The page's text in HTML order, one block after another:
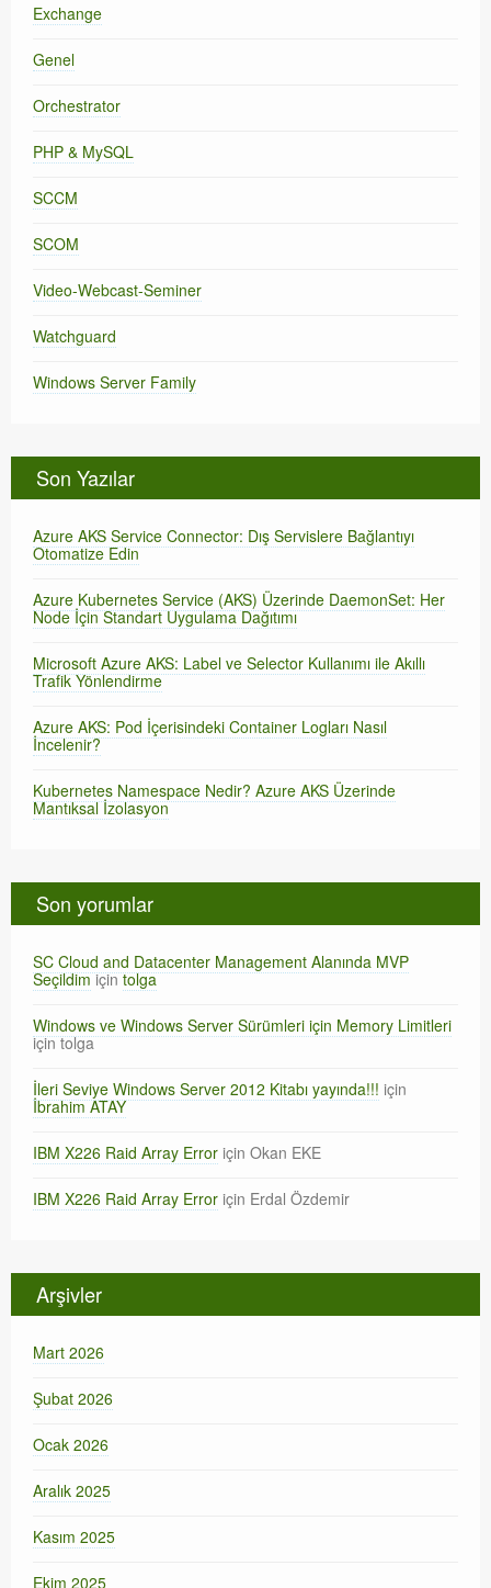
Exchange
Genel
Orchestrator
PHP & MySQL
SCCM
SCOM
Video-Webcast-Seminer
Watchguard
Windows Server Family
Son Yazılar
Azure AKS Service Connector: Dış Servislere Bağlantıyı
Otomatize Edin
Azure Kubernetes Service (AKS) Üzerinde DaemonSet: Her
Node İçin Standart Uygulama Dağıtımı
Microsoft Azure AKS: Label ve Selector Kullanımı ile Akıllı
Trafik Yönlendirme
Azure AKS: Pod İçerisindeki Container Logları Nasıl
İncelenir?
Kubernetes Namespace Nedir? Azure AKS Üzerinde
Mantıksal İzolasyon
Son yorumlar
SC Cloud and Datacenter Management Alanında MVP
Seçildimiçintolga
Windows ve Windows Server Sürümleri için Memory Limitleri
içintolga
İleri Seviye Windows Server 2012 Kitabı yayında!!! için
İbrahim ATAY
IBM X226 Raid Array Error için Okan EKE
IBM X226 Raid Array Error için Erdal Özdemir
Arşivler
Mart 2026
Şubat 2026
Ocak 2026
Aralık 2025
Kasım 2025
Ekim 2025